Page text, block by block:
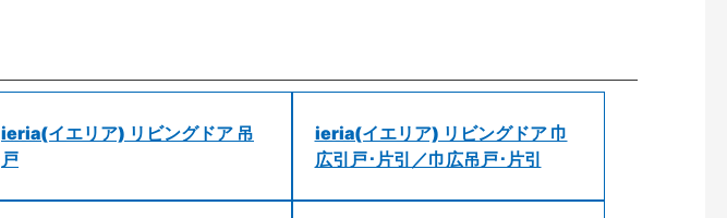
ieria(イエリア) リビングドア 吊
戸
ieria(イエリア) リビングドア 巾
広引戸･片引／巾広吊戸･片引